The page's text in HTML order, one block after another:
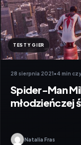
TESTY GIER
28 sierpnia 2021 •4 min
Spider-Man
młodzieńczej
Natalia Fras